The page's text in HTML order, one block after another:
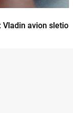
Vladin avion sletio